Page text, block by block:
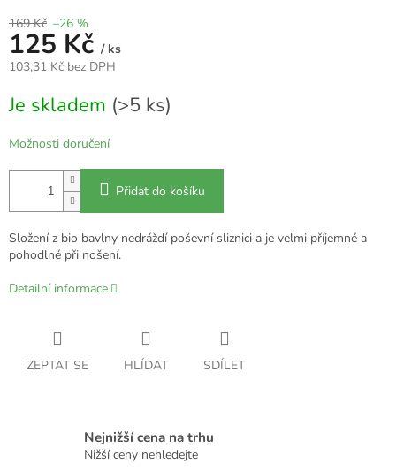
169 Kč –26 %
125 Kč / ks
103,31 Kč bez DPH
cena:
Je skladem (>5 ks)
Možnosti doručení
Přidat do košíku
Složení z bio bavlny nedráždí poševní sliznici a je velmi příjemné a
pohodlné při nošení.
Detailní informace
ZEPTAT SE HLÍDAT SDÍLET
Nejnižší cena na trhu
Nižší ceny nehledejte